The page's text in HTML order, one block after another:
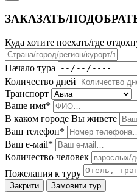
ЗАКАЗАТЬ/
Куда хотите поехать/где
Начало тура
Количество дней
Транспорт
Ваше имя*
В каком городе Вы живете
Ваш телефон*
Ваш е-мail*
Количество человек
Пожелания к туру
Закрити Замовити тур